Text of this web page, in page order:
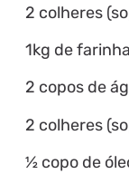
2 colheres
1kg de
2 copos de
2 colheres
½ copo de